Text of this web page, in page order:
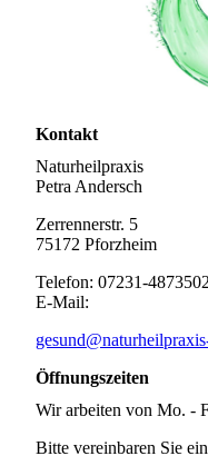
Kontakt
Naturheilpraxis
Petra Andersch
Zerrennerstr. 5
75172 Pforzheim
Telefon: 07231-4873502
E-Mail:
Öffnungszeiten
Wir arbeiten von Mo. -
Bitte vereinbaren Sie